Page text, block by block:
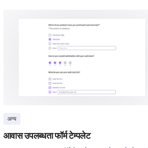
अन्य
आवास उपलब्धता फॉर्म टेम्पलेट
slide